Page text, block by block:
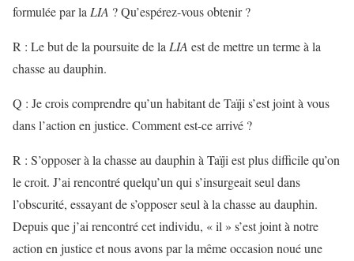
formulée par laLIA ? Qu’espérez-vous obtenir ?
R : Le but de la poursuite de laLIA est de mettre un terme à la
chasse au dauphin.
Q : Je crois comprendre qu’un habitant de Taïji s’est joint à vous
dans l’action en justice. Comment est-ce arrivé ?
R : S’opposer à la chasse au dauphin à Taïji est plus difficile qu’on
le croit. J’ai rencontré quelqu’un qui s’insurgeait seul dans
l’obscurité, essayant de s’opposer seul à la chasse au dauphin.
Depuis que j’ai rencontré cet individu, « il » s’est joint à notre
action en justice et nous avons par la même occasion noué une